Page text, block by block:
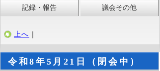
記録・報告 議会その他
上へ ｜
令和8年5月21日（閉会中）